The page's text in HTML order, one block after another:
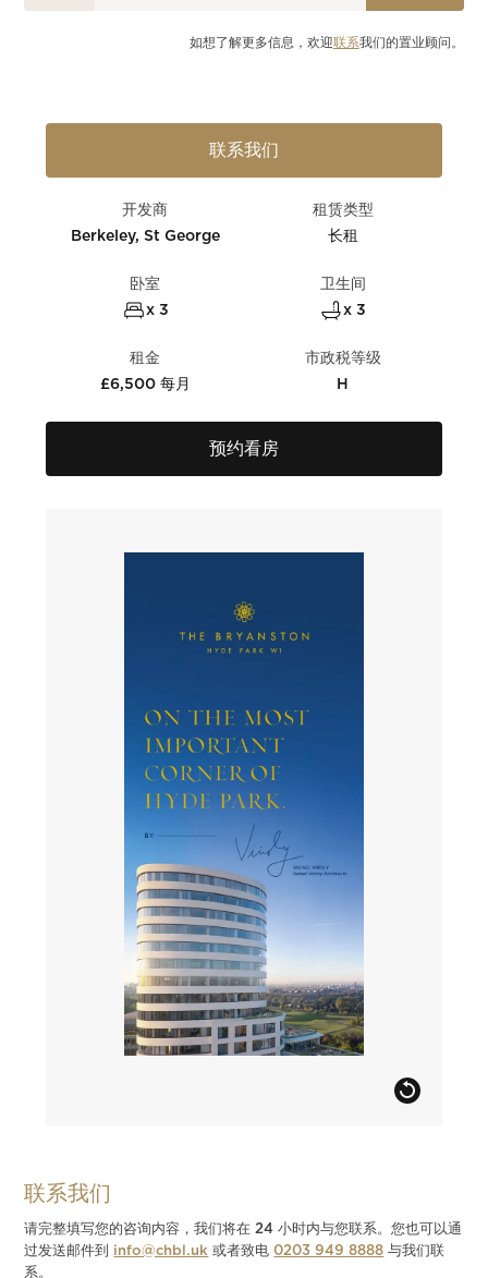
如想了解更多信息，欢迎联系我们的置业顾问。
联系我们
开发商
Berkeley, St George
租赁类型
长租
卧室
x 3
卫生间
x 3
租金
£6,500 每月
市政税等级
H
预约看房
联系我们
请完整填写您的咨询内容，我们将在 24 小时内与您联系。您也可以通
过发送邮件到 info@chbl.uk 或者致电0203 949 8888 与我们联
系。